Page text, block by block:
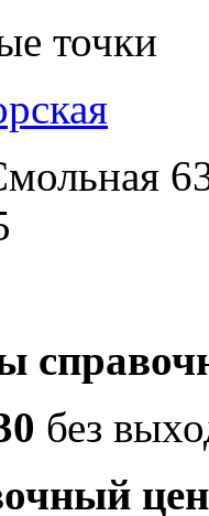
точки
без